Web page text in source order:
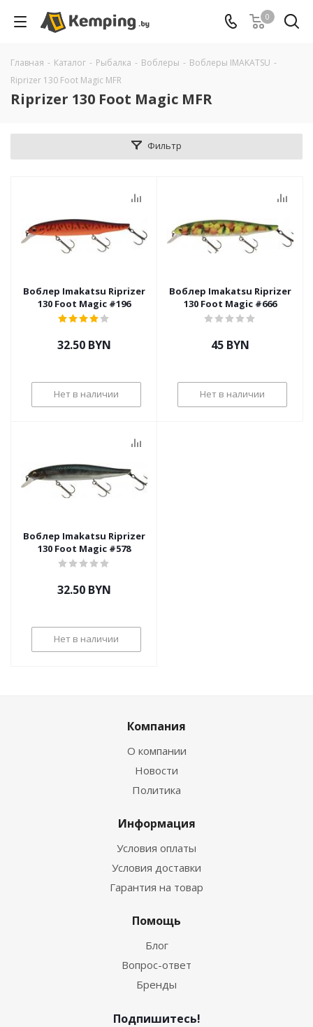
0
Главная - Каталог - Рыбалка - Воблеры - Воблеры IMAKATSU -
Riprizer 130 Foot Magic MFR
Riprizer 130 Foot Magic MFR
Фильтр
Воблер Imakatsu Riprizer
130 Foot Magic #196
32.50 BYN
Нет в наличии
Воблер Imakatsu Riprizer
130 Foot Magic #666
45 BYN
Нет в наличии
Воблер Imakatsu Riprizer
130 Foot Magic #578
32.50 BYN
Нет в наличии
Компания
О компании
Новости
Политика
Информация
Условия оплаты
Условия доставки
Гарантия на товар
Помощь
Блог
Вопрос-ответ
Бренды
Подпишитесь!